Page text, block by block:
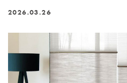
2026.03.26